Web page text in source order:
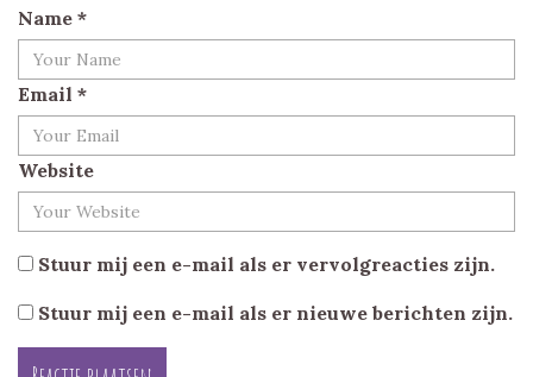
Name *
Email *
Website
Stuur mij een e-mail als er vervolgreacties zijn.
Stuur mij een e-mail als er nieuwe berichten zijn.